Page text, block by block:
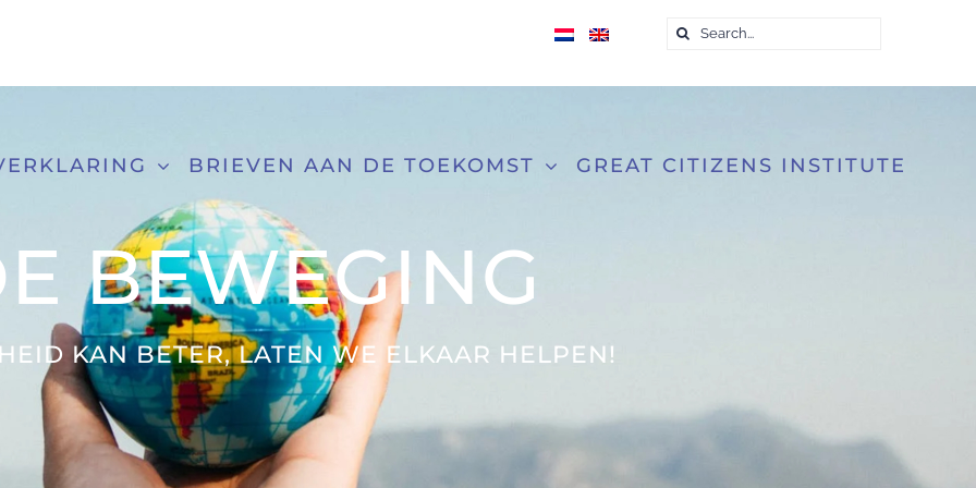
Zoeken
BRIEVEN AAN DE TOEKOMST
GREAT CITIZENS INSTITUTE
BEWEGING
KAN BETER, LATEN WE ELKAAR HELPEN!